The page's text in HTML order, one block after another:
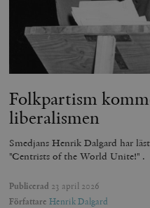
Folkpartism
liberalismen
Smedjans Henrik Dalgard har
"Centrists of the World Unite!" .
Publicerad 23 april 2026
Författare Henrik Dalgard